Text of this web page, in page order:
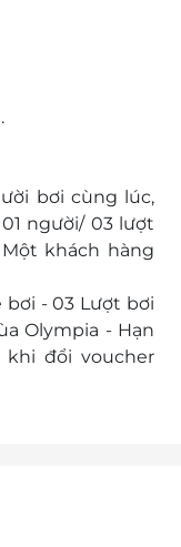
hình thể dục
chuyên nghiệp
đã không
cơ sở vật chất,
huấn luyện
địa chỉ tin
yêu thích thể
khỏe.
bơi cùng lúc,
người/ 03 lượt
khách hàng
bơi - 03 Lượt bơi
Olympia - Hạn
đổi voucher
hoạt
đồ.